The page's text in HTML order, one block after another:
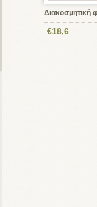
Διακοσμητική
€18,6